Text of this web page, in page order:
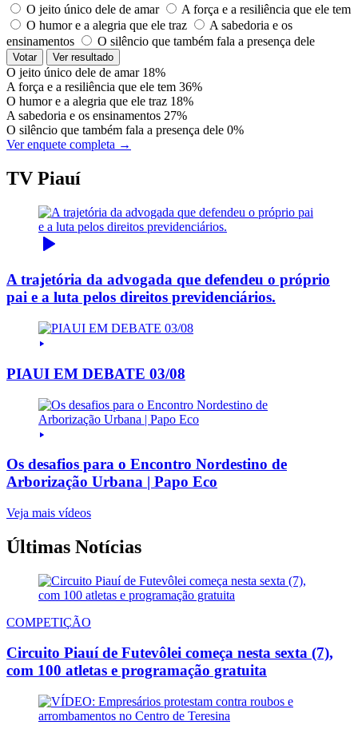
O jeito único dele de amar
A força e a resiliência que ele tem
O humor e a alegria que ele traz
A sabedoria e os
ensinamentos
O silêncio que também fala a presença dele
Votar Ver resultado
O jeito único dele de amar 18%
A força e a resiliência que ele tem 36%
O humor e a alegria que ele traz 18%
A sabedoria e os ensinamentos 27%
O silêncio que também fala a presença dele 0%
Ver enquete completa →
TV Piauí
A trajetória da advogada que defendeu o próprio
pai e a luta pelos direitos previdenciários.
PIAUI EM DEBATE 03/08
Os desafios para o Encontro Nordestino de
Arborização Urbana | Papo Eco
Veja mais vídeos
Últimas Notícias
COMPETIÇÃO
Circuito Piauí de Futevôlei começa nesta sexta (7),
com 100 atletas e programação gratuita